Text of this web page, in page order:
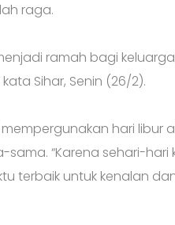
raga.
ramah bagi
Sihar, Senin (26/2).
hari libur
“Karena sehari-
terbaik untuk kenalan